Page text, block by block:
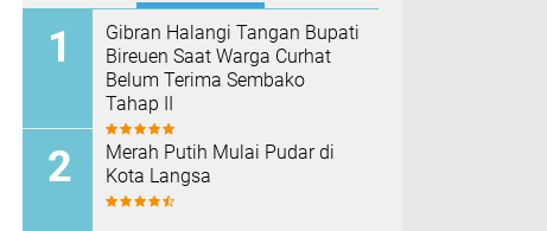
Gibran Halangi Tangan Bupati
Bireuen Saat Warga Curhat
Belum Terima Sembako
Tahap II
Merah Putih Mulai Pudar di
Kota Langsa